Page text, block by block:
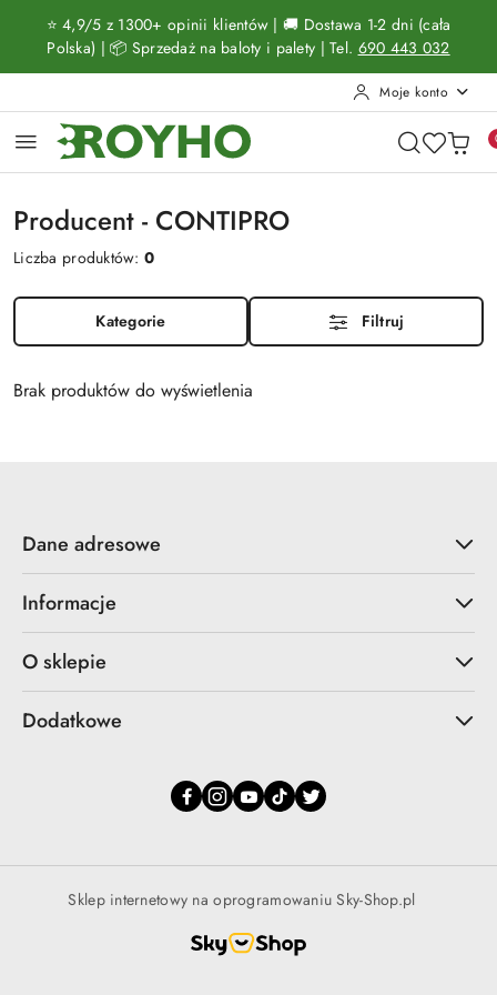
Przejdź do treści głównej
Przejdź do wyszukiwarki
Przejdź do moje konto
Przejdź do menu głównego
Przejdź do stopki
⭐ 4,9/5 z 1300+ opinii klientów | 🚚 Dostawa 1-2 dni (cała
Polska) | 📦 Sprzedaż na baloty i palety | Tel. 690 443 032
Moje konto
Producent - CONTIPRO
Liczba produktów:0
Kategorie Filtruj
Brak produktów do wyświetlenia
Dane adresowe
Informacje
O sklepie
Dodatkowe
Sklep internetowy na oprogramowaniu Sky-Shop.pl